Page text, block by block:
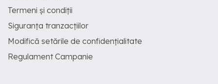
Termeni și condiții
Siguranța tranzacțiilor
Modifică setările de confidențialitate
Regulament Campanie